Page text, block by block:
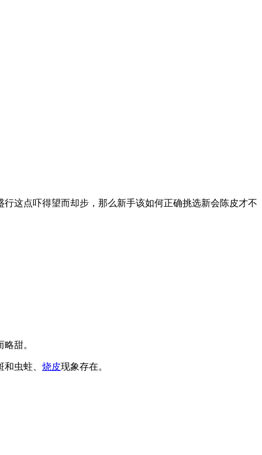
这点吓得望而却步，那么新手该如何正确挑选新会陈皮才不
甜。
虫蛀、 烧皮现象存在。